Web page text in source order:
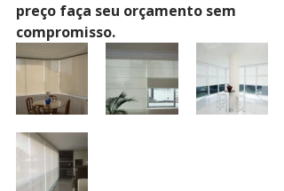
preço faça seu orçamento sem
compromisso.